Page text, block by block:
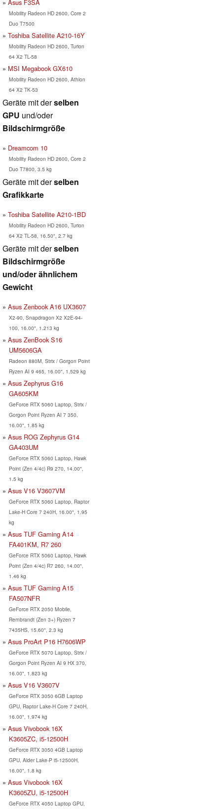
Asus F3SA
Mobility Radeon HD 2600, Core 2
Duo T7500
Toshiba Satellite A210-16Y
Mobility Radeon HD 2600, Turion
64 X2 TL-58
MSI Megabook GX610
Mobility Radeon HD 2600, Athlon
64 X2 TK-53
Geräte mit derselben
GPU und/oder
Bildschirmgröße
Dreamcom 10
Mobility Radeon HD 2600, Core 2
Duo T7800, 3.5 kg
Geräte mit derselben
Grafikkarte
Toshiba Satellite A210-1BD
Mobility Radeon HD 2600, Turion
64 X2 TL-58, 16.50", 2.7 kg
Geräte mit derselben
Bildschirmgröße
und/oder ähnlichem
Gewicht
Asus Zenbook A16 UX3607
X2-90, Snapdragon X2 X2E-94-
100, 16.00", 1.213 kg
Asus ZenBook S16
UM5606GA
Radeon 880M, Strix / Gorgon Point
Ryzen AI 9 465, 16.00", 1.529 kg
Asus Zephyrus G16
GA605KM
GeForce RTX 5060 Laptop, Strix /
Gorgon Point Ryzen AI 7 350,
16.00", 1.85 kg
Asus ROG Zephyrus G14
GA403UM
GeForce RTX 5060 Laptop, Hawk
Point (Zen 4/4c) R9 270, 14.00",
1.5 kg
Asus V16 V3607VM
GeForce RTX 5060 Laptop, Raptor
Lake-H Core 7 240H, 16.00", 1.95
kg
Asus TUF Gaming A14
FA401KM, R7 260
GeForce RTX 5060 Laptop, Hawk
Point (Zen 4/4c) R7 260, 14.00",
1.46 kg
Asus TUF Gaming A15
FA507NFR
GeForce RTX 2050 Mobile,
Rembrandt (Zen 3+) Ryzen 7
7435HS, 15.60", 2.3 kg
Asus ProArt P16 H7606WP
GeForce RTX 5070 Laptop, Strix /
Gorgon Point Ryzen AI 9 HX 370,
16.00", 1.823 kg
Asus V16 V3607V
GeForce RTX 3050 6GB Laptop
GPU, Raptor Lake-H Core 7 240H,
16.00", 1.974 kg
Asus Vivobook 16X
K3605ZC, i5-12500H
GeForce RTX 3050 4GB Laptop
GPU, Alder Lake-P i5-12500H,
16.00", 1.8 kg
Asus Vivobook 16X
K3605ZU, i5-12500H
GeForce RTX 4050 Laptop GPU,